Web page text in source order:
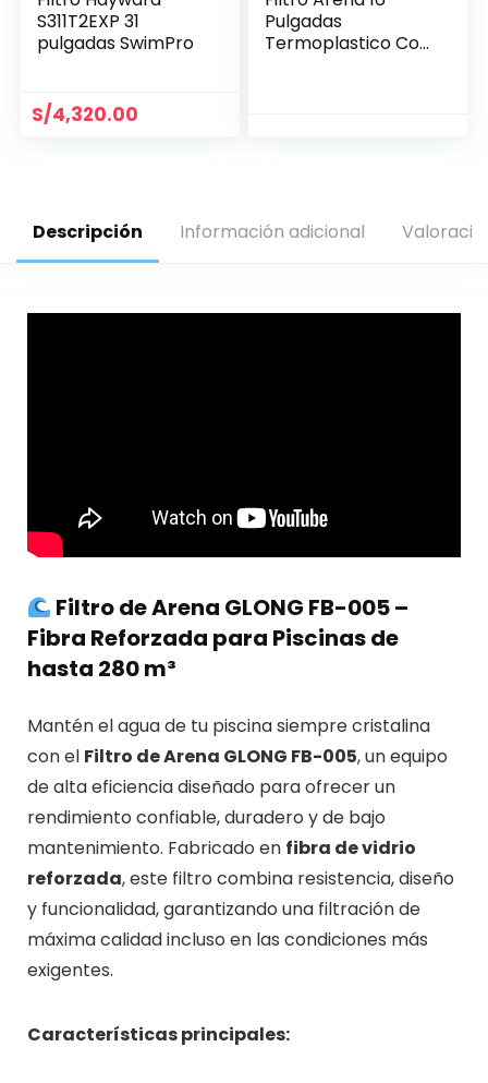
S311T2EXP 31
pulgadas SwimPro
S/4,320.00
Pulgadas
Termoplastico Con
Descripción Información adicional
Filtro de Arena GLONG FB-005 –
Fibra Reforzada para Piscinas de
hasta 280 m³
Mantén el agua de tu piscina siempre cristalina
con el Filtro de Arena GLONG FB-005, un equipo
de alta eficiencia diseñado para ofrecer un
rendimiento confiable, duradero y de bajo
mantenimiento. Fabricado en fibra de vidrio
reforzada, este filtro combina resistencia, diseño
y funcionalidad, garantizando una filtración de
máxima calidad incluso en las condiciones más
exigentes.
Características principales: